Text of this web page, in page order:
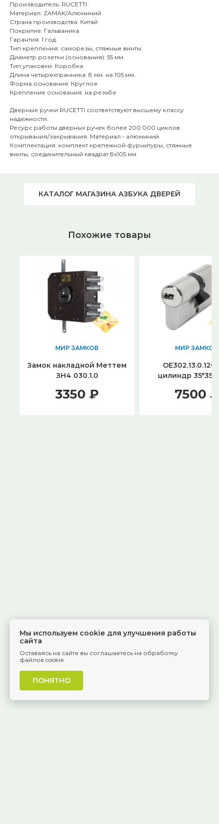
Производитель: RUCETTI
Материал: ZAMAK/Алюминий
Страна производства: Китай
Покрытие: Гальваника
Гарантия: 1 год.
Тип крепления: саморезы, стяжные винты.
Диаметр розетки (основания): 55 мм.
Тип упаковки: Коробка
Длина четырехгранника: 8 мм. на 105 мм.
Форма основания: Круглое
Крепление основания: на резьбе
Дверные ручки RUCETTI соответствуют высшему классу
надежности.
Ресурс работы дверных ручек более 200 000 циклов
открывания/закрывания. Материал - алюминий.
Комплектация: комплект крепежной фурнитуры, стяжные
винты, соединительный квадрат 8x105 мм
КАТАЛОГ МАГАЗИНА АЗБУКА ДВЕРЕЙ
Похожие товары
МИР ЗАМКОВ
Замок накладной Меттем
ЗН4 030.1.0
3350 ₽
МИР ЗАМКОВ
цилиндр 35*35
7500 ₽
Мы используем cookie для улучшения работы
сайта
Оставаясь на сайте вы соглашаетесь на обработку
файлов cookie
ПОНЯТНО